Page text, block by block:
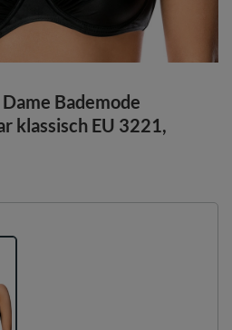
Bademode
klassisch EU 3221,